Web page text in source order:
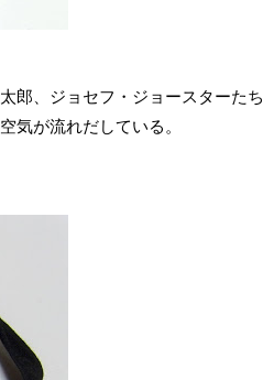
郎、ジョセフ・ジョースターたち
気が流れだしている。